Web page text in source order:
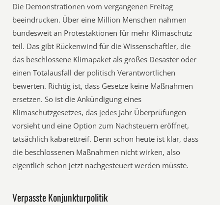
Die Demonstrationen vom vergangenen Freitag
beeindrucken. Über eine Million Menschen nahmen
bundesweit an Protestaktionen für mehr Klimaschutz
teil. Das gibt Rückenwind für die Wissenschaftler, die
das beschlossene Klimapaket als großes Desaster oder
einen Totalausfall der politisch Verantwortlichen
bewerten. Richtig ist, dass Gesetze keine Maßnahmen
ersetzen. So ist die Ankündigung eines
Klimaschutzgesetzes, das jedes Jahr Überprüfungen
vorsieht und eine Option zum Nachsteuern eröffnet,
tatsächlich kabarettreif. Denn schon heute ist klar, dass
die beschlossenen Maßnahmen nicht wirken, also
eigentlich schon jetzt nachgesteuert werden müsste.
Verpasste Konjunkturpolitik